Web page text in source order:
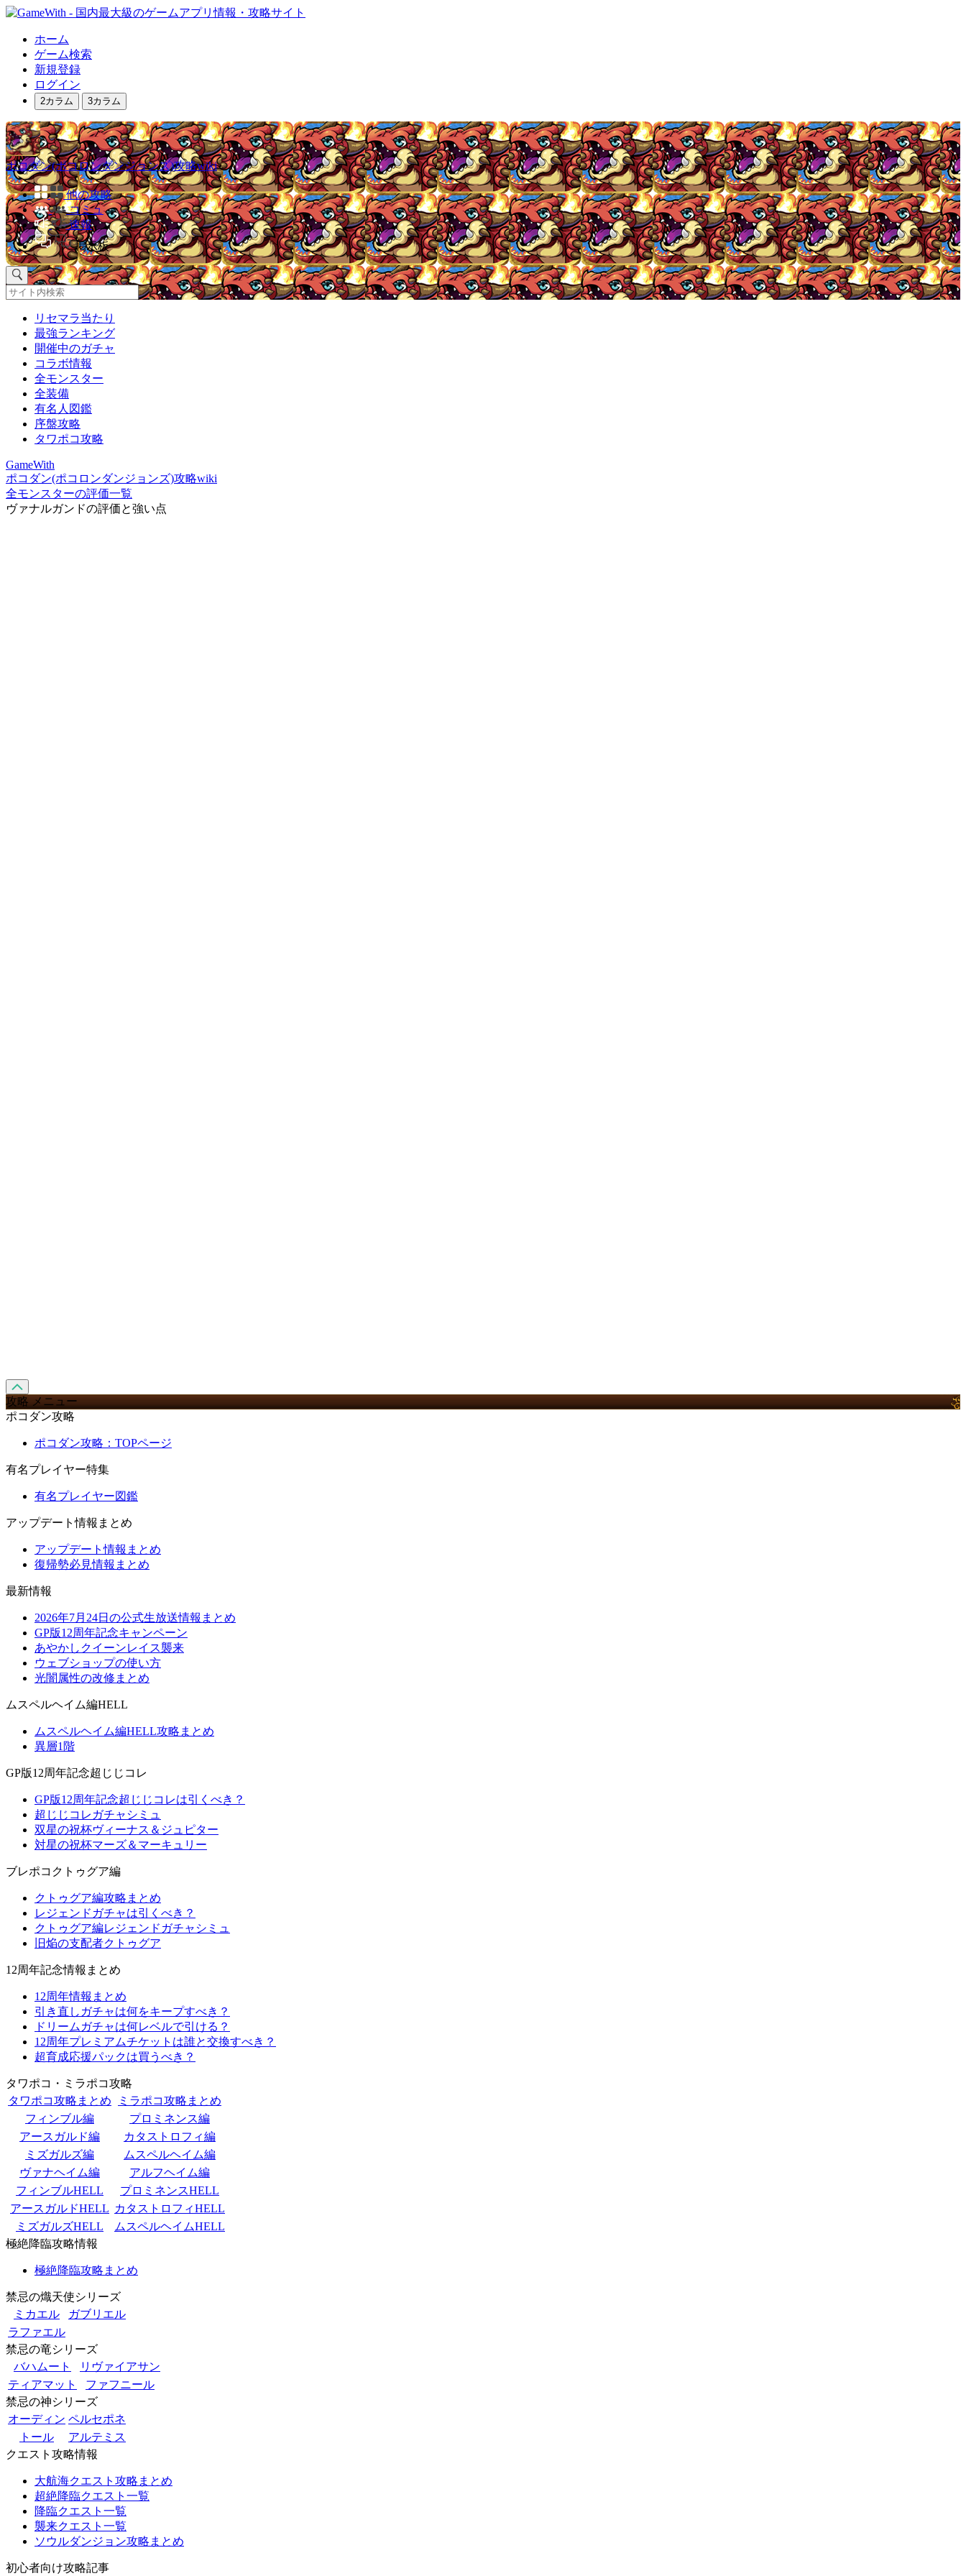
ホーム
ゲーム検索
新規登録
ログイン
2カラム 3カラム
ポコダン(ポコロンダンジョンズ)攻略wiki
他の攻略
コミュ
速報
掲示板
リセマラ当たり
最強ランキング
開催中のガチャ
コラボ情報
全モンスター
全装備
有名人図鑑
序盤攻略
タワポコ攻略
GameWith
ポコダン(ポコロンダンジョンズ)攻略wiki
全モンスターの評価一覧
ヴァナルガンドの評価と強い点
攻略 メニュー
ポコダン攻略
ポコダン攻略：TOPページ
有名プレイヤー特集
有名プレイヤー図鑑
アップデート情報まとめ
アップデート情報まとめ
復帰勢必見情報まとめ
最新情報
2026年7月24日の公式生放送情報まとめ
GP版12周年記念キャンペーン
あやかしクイーンレイス襲来
ウェブショップの使い方
光闇属性の改修まとめ
ムスペルヘイム編HELL
ムスペルヘイム編HELL攻略まとめ
異層1階
GP版12周年記念超じじコレ
GP版12周年記念超じじコレは引くべき？
超じじコレガチャシミュ
双星の祝杯ヴィーナス＆ジュピター
対星の祝杯マーズ＆マーキュリー
ブレポコクトゥグア編
クトゥグア編攻略まとめ
レジェンドガチャは引くべき？
クトゥグア編レジェンドガチャシミュ
旧焔の支配者クトゥグア
12周年記念情報まとめ
12周年情報まとめ
引き直しガチャは何をキープすべき？
ドリームガチャは何レベルで引ける？
12周年プレミアムチケットは誰と交換すべき？
超育成応援パックは買うべき？
タワポコ・ミラポコ攻略
タワポコ攻略まとめ
ミラポコ攻略まとめ
フィンブル編
プロミネンス編
アースガルド編
カタストロフィ編
ミズガルズ編
ムスペルヘイム編
ヴァナヘイム編
アルフヘイム編
フィンブルHELL
プロミネンスHELL
アースガルドHELL カタストロフィHELL
ミズガルズHELL
ムスペルヘイムHELL
極絶降臨攻略情報
極絶降臨攻略まとめ
禁忌の熾天使シリーズ
ミカエル
ガブリエル
ラファエル
禁忌の竜シリーズ
バハムート
リヴァイアサン
ティアマット
ファフニール
禁忌の神シリーズ
オーディン ペルセポネ
トール
アルテミス
クエスト攻略情報
大航海クエスト攻略まとめ
超絶降臨クエスト一覧
降臨クエスト一覧
襲来クエスト一覧
ソウルダンジョン攻略まとめ
初心者向け攻略記事